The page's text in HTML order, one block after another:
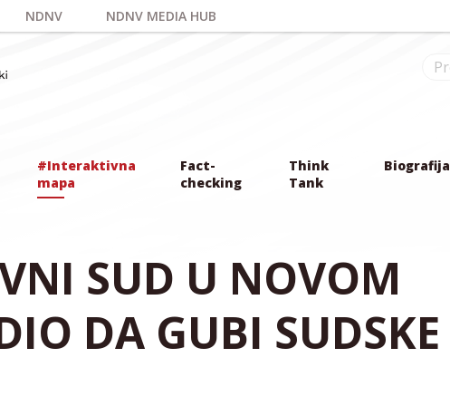
NDNV NDNV MEDIA HUB
#Interaktivna
mapa
Fact-
checking
Think
Tank
Biografija
SUD U NOVOM
DA GUBI SUDSKE